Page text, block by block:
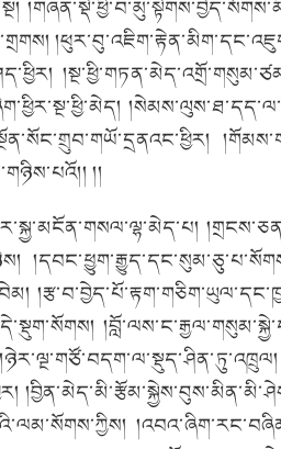
།།
།ཉེར་ལྔ་གཙོ་བདག་ལ་སྡུད་ཤིན་ཏུ་འཁྲུལ།